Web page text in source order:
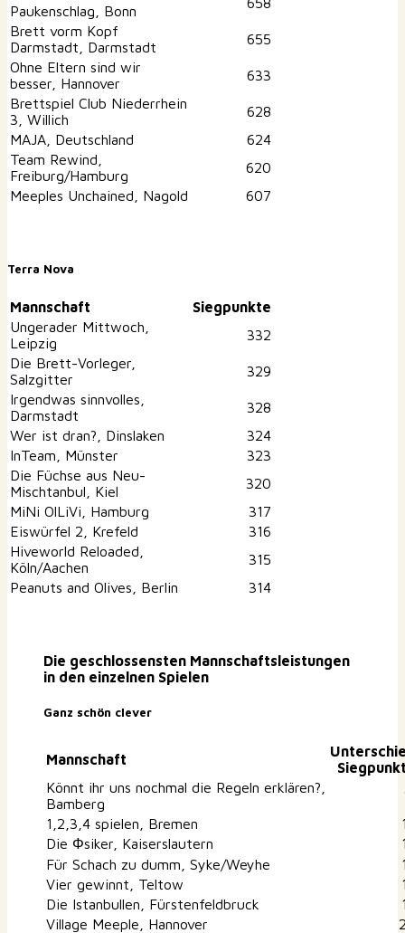
Paukenschlag, Bonn
Brett vorm Kopf
Darmstadt, Darmstadt
655
Ohne Eltern sind wir
besser, Hannover
633
Brettspiel Club Niederrhein
3, Willich
628
MAJA, Deutschland
624
Team Rewind,
Freiburg/Hamburg
620
Meeples Unchained, Nagold
607
Terra Nova
Mannschaft
Siegpunkte
Ungerader Mittwoch,
Leipzig
332
Die Brett-Vorleger,
Salzgitter
329
Irgendwas sinnvolles,
Darmstadt
328
Wer ist dran?, Dinslaken
324
InTeam, Münster
323
Die Füchse aus Neu-
Mischtanbul, Kiel
320
MiNi OlLiVi, Hamburg
317
Eiswürfel 2, Krefeld
316
Hiveworld Reloaded,
Köln/Aachen
315
Peanuts and Olives, Berlin
314
Die geschlossensten Mannschaftsleistungen
in den einzelnen Spielen
Ganz schön clever
Mannschaft
Könnt ihr uns nochmal die Regeln erklären?,
Bamberg
1,2,3,4 spielen, Bremen
Die Φsiker, Kaiserslautern
Für Schach zu dumm, Syke/Weyhe
Vier gewinnt, Teltow
Die Istanbullen, Fürstenfeldbruck
Village Meeple, Hannover